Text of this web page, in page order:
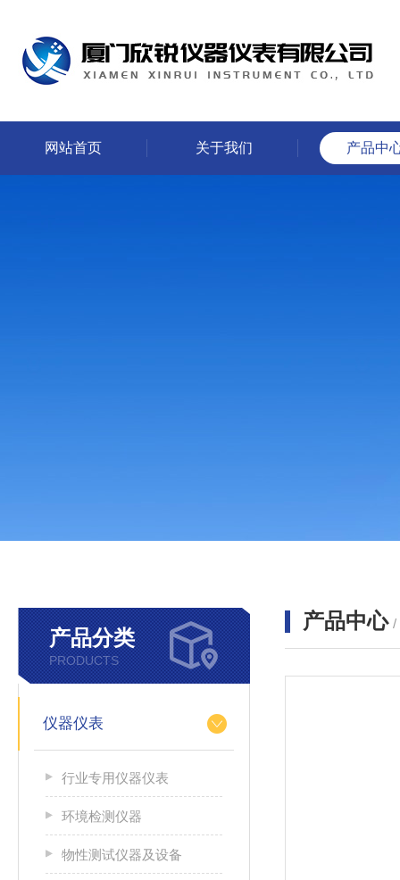
网站首页 关于我们 产品中
产品分类
PRODUCTS
仪器仪表
行业专用仪器仪表
环境检测仪器
物性测试仪器及设备
产品中心 /